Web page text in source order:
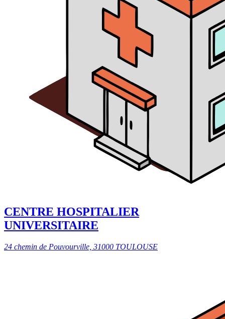
CENTRE HOSPITALIER
UNIVERSITAIRE
24 chemin de Pouvourville, 31000 TOULOUSE